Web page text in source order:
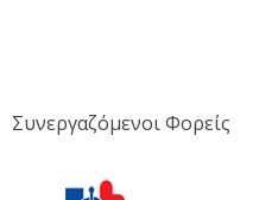
Συνεργαζόμενοι Φορείς